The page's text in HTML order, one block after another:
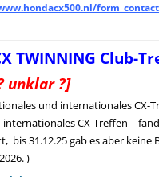
TWINNING Club-
unklar ?]
und internationales CX-
CX-Treffen –
bis 31.12.25 gab es aber keine
)